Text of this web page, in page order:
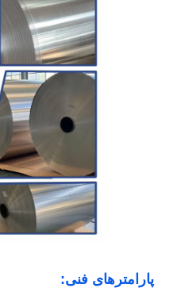
پارامترهای فنی: